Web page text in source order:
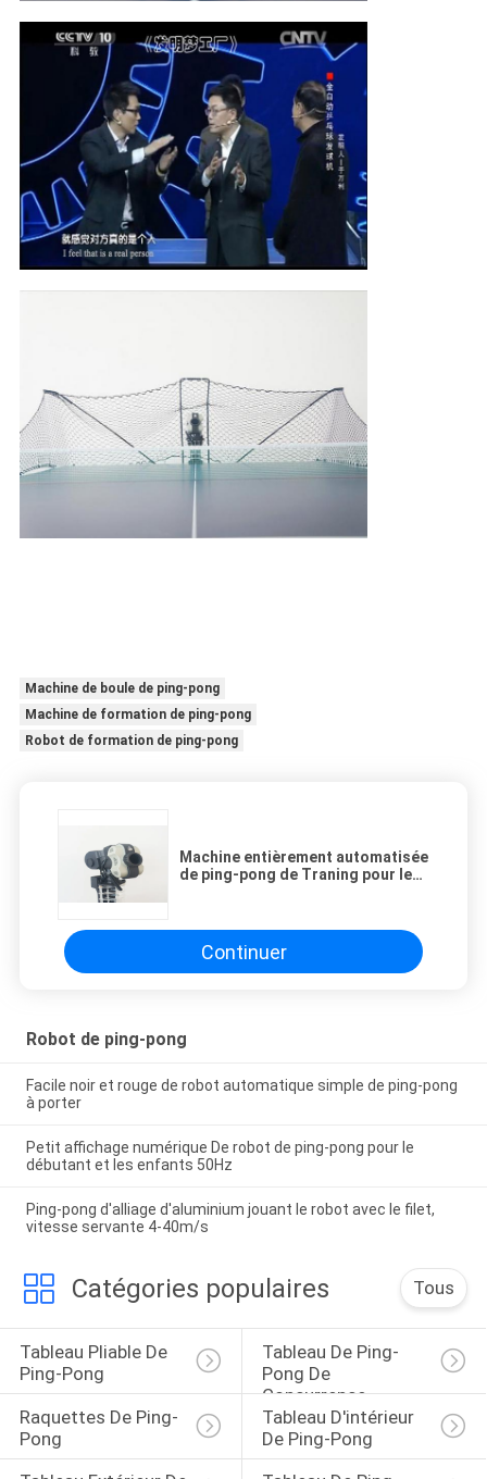
Machine de boule de ping-pong
Machine de formation de ping-pong
Robot de formation de ping-pong
Machine entièrement automatisée
de ping-pong de Traning pour le
Continuer
Robot de ping-pong
Facile noir et rouge de robot automatique simple de ping-pong
à porter
Petit affichage numérique De robot de ping-pong pour le
débutant et les enfants 50Hz
Ping-pong d'alliage d'aluminium jouant le robot avec le filet,
vitesse servante 4-40m/s
Catégories populaires Tous
Tableau Pliable De
Ping-Pong
Tableau De Ping-
Pong De
Concurrence
Raquettes De Ping-
Pong
Tableau D'intérieur
De Ping-Pong